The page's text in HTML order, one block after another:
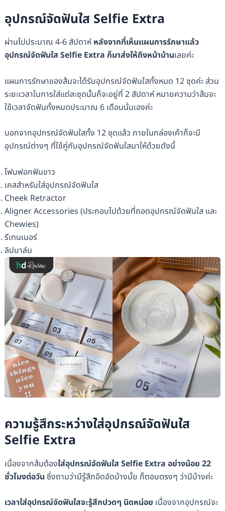
อุปกรณ์จัดฟันใส Selfie Extra
ผ่านไปประมาณ 4-6 สัปดาห์หลังจากที่เห็นเเผนการรักษาแล้ว
อุปกรณ์จัดฟันใส Selfie Extra ก็มาส่งให้ถึงหน้าบ้านเลยค่ะ
แผนการรักษาของส้มจะได้รับอุปกรณ์จัดฟันใสทั้งหมด 12 ชุดค่ะ ส่วน
ระยะเวลาในการใส่แต่ละชุดนั้นก็จะอยู่ที่ 2 สัปดาห์ หมายความว่าส้มจะ
ใช้เวลาจัดฟันทั้งหมดประมาณ 6 เดือนนั่นเองค่ะ
นอกจากอุปกรณ์จัดฟันใสทั้ง 12 ชุดแล้ว ภายในกล่องเค้าก็จะมี
อุปกรณ์ต่างๆ ที่ใช้คู่กับอุปกรณ์จัดฟันใสมาให้ด้วยดังนี้
โฟมฟอกฟันขาว
เคสสำหรับใส่อุปกรณ์จัดฟันใส
Cheek Retractor
Aligner Accessories (ประกอบไปด้วยที่ถอดอุปกรณ์จัดฟันใส และ
Chewies)
รีเทนเนอร์
ลิปบาล์ม
ความรู้สึกระหว่างใส่อุปกรณ์จัดฟันใส
Selfie Extra
เนื่องจากส้มต้องใส่อุปกรณ์จัดฟันใส Selfie Extra อย่างน้อย 22
ชั่วโมงต่อวัน ซึ่งถามว่ามีรู้สึกอึดอัดบ้างมั้ย ก็ตอบตรงๆ ว่ามีบ้างค่ะ
เวลาใส่อุปกรณ์จัดฟันใสจะรู้สึกปวดๆ นิดหน่อย เนื่องจากอุปกรณ์จะ